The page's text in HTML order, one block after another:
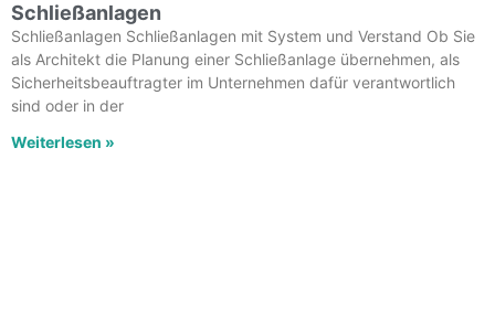
Schließanlagen
Schließanlagen Schließanlagen mit System und Verstand Ob Sie
als Architekt die Planung einer Schließanlage übernehmen, als
Sicherheitsbeauftragter im Unternehmen dafür verantwortlich
sind oder in der
Weiterlesen »